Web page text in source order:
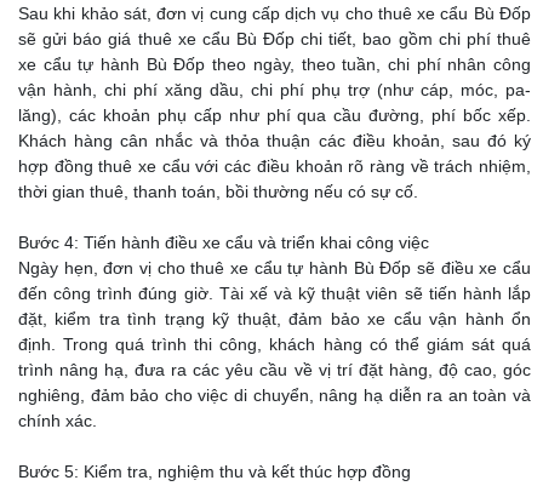
Sau khi khảo sát, đơn vị cung cấp dịch vụ cho thuê xe cẩu Bù Đốp
sẽ gửi báo giá thuê xe cẩu Bù Đốp chi tiết, bao gồm chi phí thuê
xe cẩu tự hành Bù Đốp theo ngày, theo tuần, chi phí nhân công
vận hành, chi phí xăng dầu, chi phí phụ trợ (như cáp, móc, pa-
lăng), các khoản phụ cấp như phí qua cầu đường, phí bốc xếp.
Khách hàng cân nhắc và thỏa thuận các điều khoản, sau đó ký
hợp đồng thuê xe cẩu với các điều khoản rõ ràng về trách nhiệm,
thời gian thuê, thanh toán, bồi thường nếu có sự cố.
Bước 4: Tiến hành điều xe cẩu và triển khai công việc
Ngày hẹn, đơn vị cho thuê xe cẩu tự hành Bù Đốp sẽ điều xe cẩu
đến công trình đúng giờ. Tài xế và kỹ thuật viên sẽ tiến hành lắp
đặt, kiểm tra tình trạng kỹ thuật, đảm bảo xe cẩu vận hành ổn
định. Trong quá trình thi công, khách hàng có thể giám sát quá
trình nâng hạ, đưa ra các yêu cầu về vị trí đặt hàng, độ cao, góc
nghiêng, đảm bảo cho việc di chuyển, nâng hạ diễn ra an toàn và
chính xác.
Bước 5: Kiểm tra, nghiệm thu và kết thúc hợp đồng